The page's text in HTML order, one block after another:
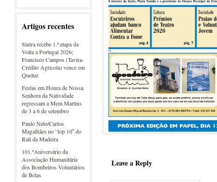
Artigos recentes
Sintra recebe 1.ª etapa da
Volta a Portugal 2026;
Francisco Campos (Tavira-
Crédito Agricola) vence em
Queluz
Festas em Honra de Nossa
Senhora da Natividade
regressam a Mem Martins
de 3 a 6 de setembro
Paulo Neto/Carlos
Magalhães no “top 10″ do
Rali da Madeira
101.ºAniversário da
Associação Humanitária
dos Bombeiros Voluntários
de Belas
Leave a Reply